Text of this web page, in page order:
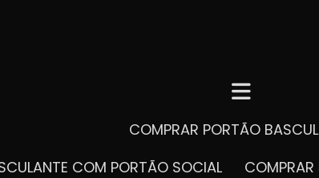
COMPRAR PORTÃO
COM PORTÃO SOCIAL